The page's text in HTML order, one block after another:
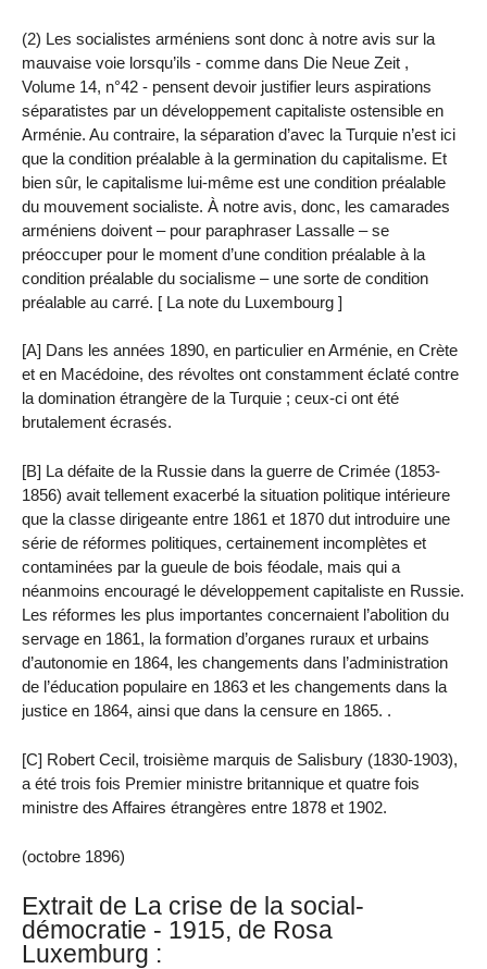
(2) Les socialistes arméniens sont donc à notre avis sur la
mauvaise voie lorsqu’ils - comme dans Die Neue Zeit ,
Volume 14, n°42 - pensent devoir justifier leurs aspirations
séparatistes par un développement capitaliste ostensible en
Arménie. Au contraire, la séparation d’avec la Turquie n’est ici
que la condition préalable à la germination du capitalisme. Et
bien sûr, le capitalisme lui-même est une condition préalable
du mouvement socialiste. À notre avis, donc, les camarades
arméniens doivent – ​​pour paraphraser Lassalle – se
préoccuper pour le moment d’une condition préalable à la
condition préalable du socialisme – une sorte de condition
préalable au carré. [ La note du Luxembourg ]
[A] Dans les années 1890, en particulier en Arménie, en Crète
et en Macédoine, des révoltes ont constamment éclaté contre
la domination étrangère de la Turquie ; ceux-ci ont été
brutalement écrasés.
[B] La défaite de la Russie dans la guerre de Crimée (1853-
1856) avait tellement exacerbé la situation politique intérieure
que la classe dirigeante entre 1861 et 1870 dut introduire une
série de réformes politiques, certainement incomplètes et
contaminées par la gueule de bois féodale, mais qui a
néanmoins encouragé le développement capitaliste en Russie.
Les réformes les plus importantes concernaient l’abolition du
servage en 1861, la formation d’organes ruraux et urbains
d’autonomie en 1864, les changements dans l’administration
de l’éducation populaire en 1863 et les changements dans la
justice en 1864, ainsi que dans la censure en 1865. .
[C] Robert Cecil, troisième marquis de Salisbury (1830-1903),
a été trois fois Premier ministre britannique et quatre fois
ministre des Affaires étrangères entre 1878 et 1902.
(octobre 1896)
Extrait de La crise de la social-
démocratie - 1915, de Rosa
Luxemburg :